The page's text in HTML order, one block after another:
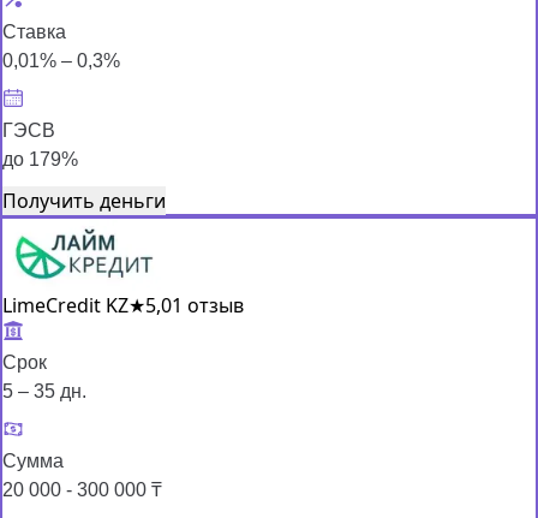
Ставка
0,01% – 0,3%
ГЭСВ
до 179%
Получить деньги
LimeCredit KZ★5,01 отзыв
Срок
5 – 35 дн.
Сумма
20 000 - 300 000 ₸